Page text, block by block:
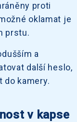
proti
oklamat je
prstu.
a
další heslo,
do kamery.
v kapse